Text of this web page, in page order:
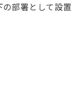
部署として設置